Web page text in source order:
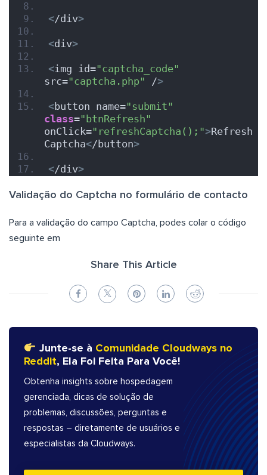
</div>
<div>
<img id="captcha_code"
src="captcha.php" />
<button name="submit"
class="btnRefresh"
onClick="refreshCaptcha();">Refresh
Captcha</button>
</div>
Validação do Captcha no formulário de contacto
Para a validação do campo Captcha, podes colar o código
seguinte em
Share This Article
Junte-se à Comunidade Cloudways no
Reddit, Ela Foi Feita Para Você!
Obtenha insights sobre hospedagem
gerenciada, dicas de solução de
problemas, discussões, perguntas e
respostas – diretamente de usuários e
especialistas da Cloudways.